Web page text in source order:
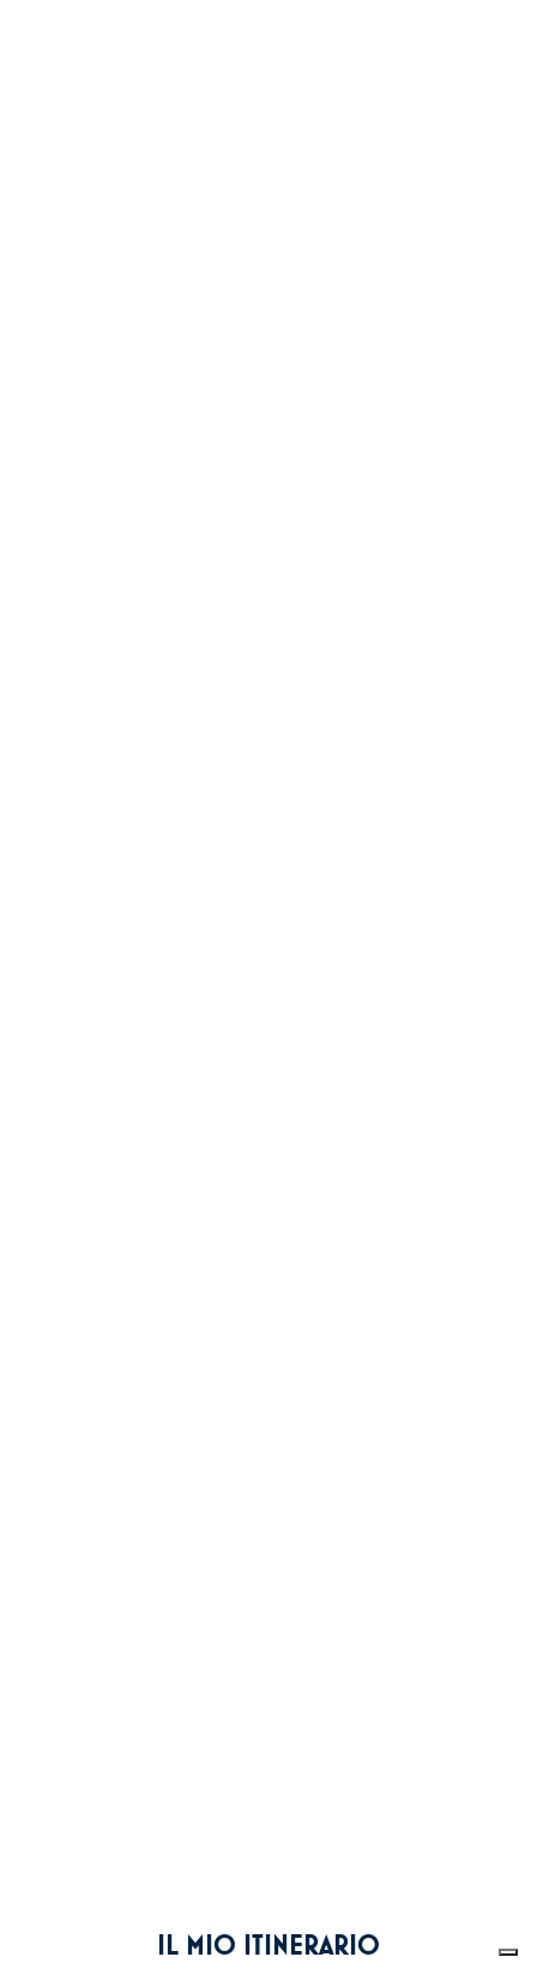
IL MIO ITINERARIO